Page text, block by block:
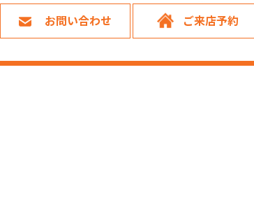
お問い合わせ ご来店予約